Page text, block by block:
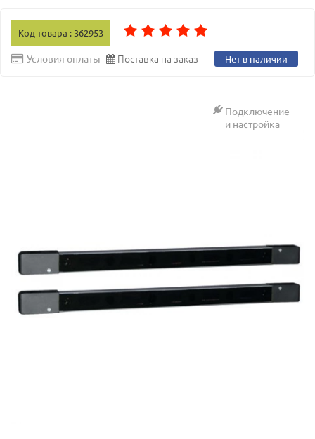
Код товара : 362953
Условия оплаты Поставка на заказ Нет в наличии
Подключение
и настройка